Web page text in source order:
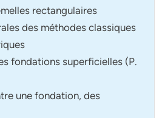
rectangulaires
des méthodes classiques
fondations superficielles (P.
une fondation, des